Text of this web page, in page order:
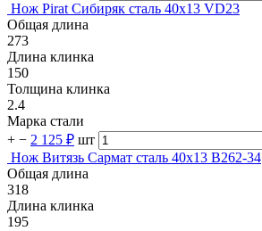
Нож Pirat Сибиряк сталь 40х13 VD23
Общая длина
273
Длина клинка
150
Толщина клинка
2.4
Марка стали
+ − 2 125 ₽ шт
Нож Витязь Сармат сталь 40х13 B262-34
Общая длина
318
Длина клинка
195